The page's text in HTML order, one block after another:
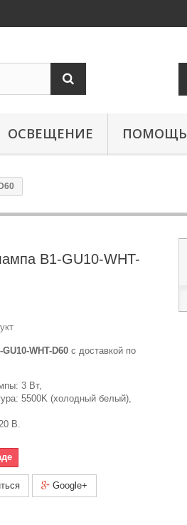
ОСВЕЩЕНИЕ ПОМОЩЬ
B1-GU10-WHT-
GU10-WHT-D60 с доставкой по
3 Вт,
5500K (холодный белый),
В.
Google+